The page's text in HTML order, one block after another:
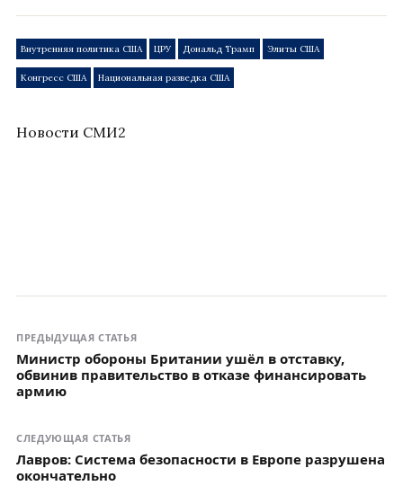
Внутренняя политика США ЦРУ Дональд Трамп Элиты США
Конгресс США Национальная разведка США
Новости СМИ2
ПРЕДЫДУЩАЯ СТАТЬЯ
Министр обороны Британии ушёл в отставку,
обвинив правительство в отказе финансировать
армию
СЛЕДУЮЩАЯ СТАТЬЯ
Лавров: Система безопасности в Европе разрушена
окончательно